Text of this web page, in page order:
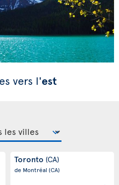
vers l'est
Toronto (CA)
de Montréal(CA)